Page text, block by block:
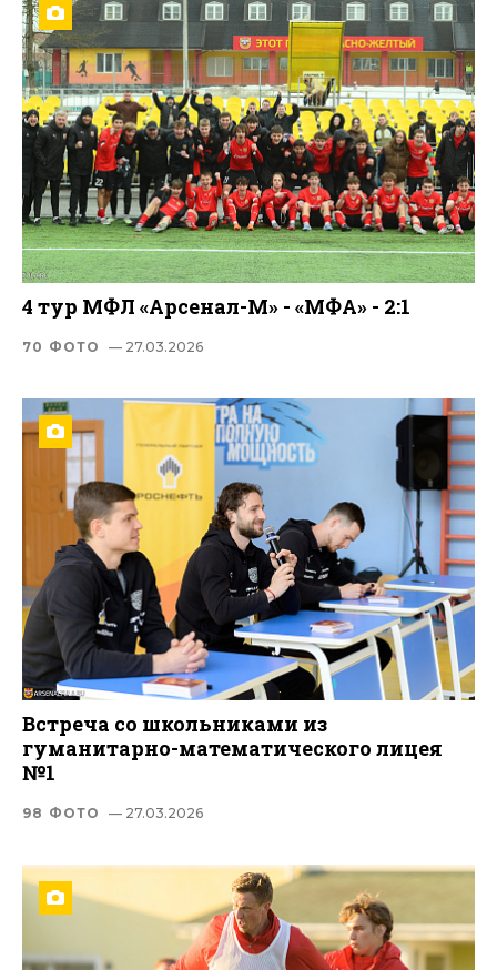
4 тур МФЛ «Арсенал-М» - «МФА» - 2:1
70 ФОТО — 27.03.2026
Встреча со школьниками из
гуманитарно-математического лицея
№1
98 ФОТО — 27.03.2026